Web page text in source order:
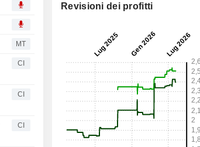
MT
CI
CI
CI
Revisioni dei profitti